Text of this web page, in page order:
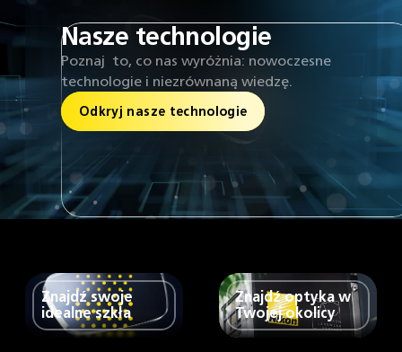
Nasze technologie
Poznaj to, co nas wyróżnia: nowoczesne
technologie i niezrównaną wiedzę.
Odkryj nasze technologie
Znajdź swoje
idealne szkła
Znajdź optyka w
Twojej okolicy